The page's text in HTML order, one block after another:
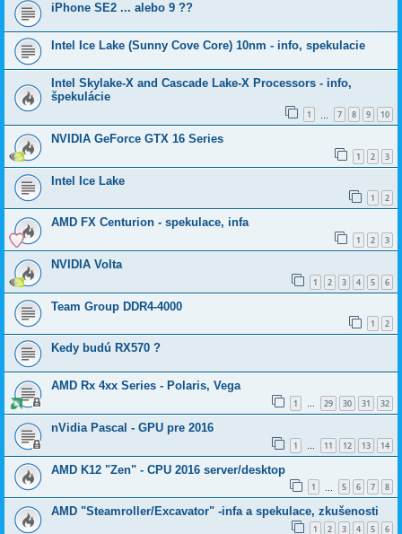
iPhone SE2 ... alebo 9 ??
Intel Ice Lake (Sunny Cove Core) 10nm - info, spekulacie
Intel Skylake-X and Cascade Lake-X Processors - info,
špekulácie
1 7 8 9 10
NVIDIA GeForce GTX 16 Series
1 2 3
Intel Ice Lake
1 2
AMD FX Centurion - spekulace, infa
1 2 3
NVIDIA Volta
1 2 3 4 5 6
Team Group DDR4-4000
1 2
Kedy budú RX570 ?
AMD Rx 4xx Series - Polaris, Vega
1 … 29 30 31 32
nVidia Pascal - GPU pre 2016
1 … 11 12 13 14
AMD K12 "Zen" - CPU 2016 server/desktop
1 5 6 7 8
AMD "Steamroller/Excavator" -infa a spekulace, zkušenosti
1 2 3 4 5 6